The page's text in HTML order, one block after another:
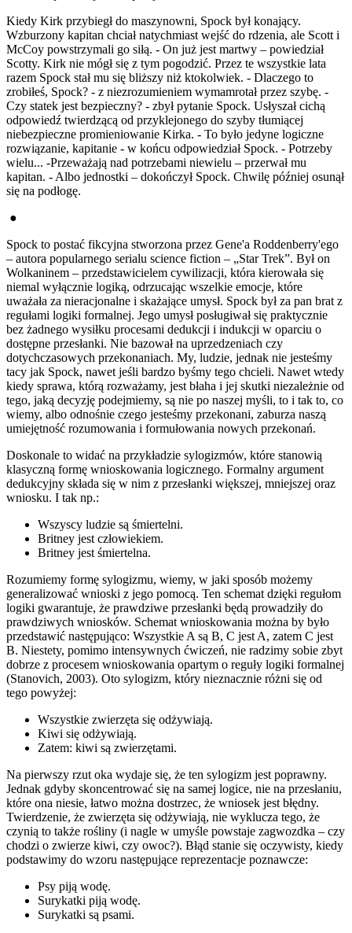
Kiedy Kirk przybiegł do maszynowni, Spock był konający.
Wzburzony kapitan chciał natychmiast wejść do rdzenia, ale Scott i
McCoy powstrzymali go siłą. - On już jest martwy – powiedział
Scotty. Kirk nie mógł się z tym pogodzić. Przez te wszystkie lata
razem Spock stał mu się bliższy niż ktokolwiek. - Dlaczego to
zrobiłeś, Spock? - z niezrozumieniem wymamrotał przez szybę. -
Czy statek jest bezpieczny? - zbył pytanie Spock. Usłyszał cichą
odpowiedź twierdzącą od przyklejonego do szyby tłumiącej
niebezpieczne promieniowanie Kirka. - To było jedyne logiczne
rozwiązanie, kapitanie - w końcu odpowiedział Spock. - Potrzeby
wielu... -Przeważają nad potrzebami niewielu – przerwał mu
kapitan. - Albo jednostki – dokończył Spock. Chwilę później osunął
się na podłogę.
●
Spock to postać fikcyjna stworzona przez Gene'a Roddenberry'ego
– autora popularnego serialu science fiction – „Star Trek”. Był on
Wolkaninem – przedstawicielem cywilizacji, która kierowała się
niemal wyłącznie logiką, odrzucając wszelkie emocje, które
uważała za nieracjonalne i skażające umysł. Spock był za pan brat z
regułami logiki formalnej. Jego umysł posługiwał się praktycznie
bez żadnego wysiłku procesami dedukcji i indukcji w oparciu o
dostępne przesłanki. Nie bazował na uprzedzeniach czy
dotychczasowych przekonaniach. My, ludzie, jednak nie jesteśmy
tacy jak Spock, nawet jeśli bardzo byśmy tego chcieli. Nawet wtedy
kiedy sprawa, którą rozważamy, jest błaha i jej skutki niezależnie od
tego, jaką decyzję podejmiemy, są nie po naszej myśli, to i tak to, co
wiemy, albo odnośnie czego jesteśmy przekonani, zaburza naszą
umiejętność rozumowania i formułowania nowych przekonań.
Doskonale to widać na przykładzie sylogizmów, które stanowią
klasyczną formę wnioskowania logicznego. Formalny argument
dedukcyjny składa się w nim z przesłanki większej, mniejszej oraz
wniosku. I tak np.:
Wszyscy ludzie są śmiertelni.
Britney jest człowiekiem.
Britney jest śmiertelna.
Rozumiemy formę sylogizmu, wiemy, w jaki sposób możemy
generalizować wnioski z jego pomocą. Ten schemat dzięki regułom
logiki gwarantuje, że prawdziwe przesłanki będą prowadziły do
prawdziwych wniosków. Schemat wnioskowania można by było
przedstawić następująco: Wszystkie A są B, C jest A, zatem C jest
B. Niestety, pomimo intensywnych ćwiczeń, nie radzimy sobie zbyt
dobrze z procesem wnioskowania opartym o reguły logiki formalnej
(Stanovich, 2003). Oto sylogizm, który nieznacznie różni się od
tego powyżej:
Wszystkie zwierzęta się odżywiają.
Kiwi się odżywiają.
Zatem: kiwi są zwierzętami.
Na pierwszy rzut oka wydaje się, że ten sylogizm jest poprawny.
Jednak gdyby skoncentrować się na samej logice, nie na przesłaniu,
które ona niesie, łatwo można dostrzec, że wniosek jest błędny.
Twierdzenie, że zwierzęta się odżywiają, nie wyklucza tego, że
czynią to także rośliny (i nagle w umyśle powstaje zagwozdka – czy
chodzi o zwierze kiwi, czy owoc?). Błąd stanie się oczywisty, kiedy
podstawimy do wzoru następujące reprezentacje poznawcze:
Psy piją wodę.
Surykatki piją wodę.
Surykatki są psami.